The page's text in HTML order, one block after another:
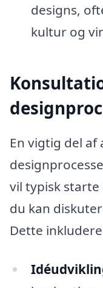
designs,
kultur og
En vigtig del
vil typisk
du kan
Dette